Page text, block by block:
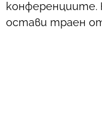
конференциите.
остави траен